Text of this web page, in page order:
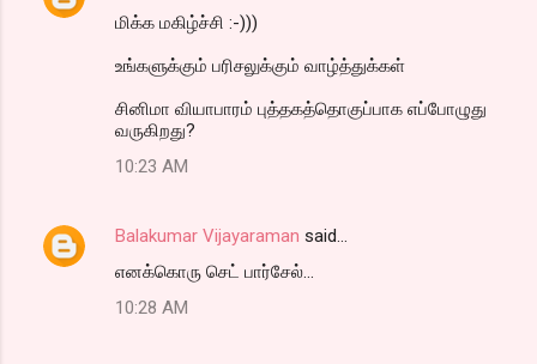
மிக்க மகிழ்ச்சி :-)))
உங்களுக்கும் பரிசலுக்கும் வாழ்த்துக்கள்
சினிமா வியாபாரம் புத்தகத்தொகுப்பாக எப்போழுது
வருகிறது?
10:23 AM
Balakumar Vijayaraman said…
எனக்கொரு செட் பார்சேல்...
10:28 AM